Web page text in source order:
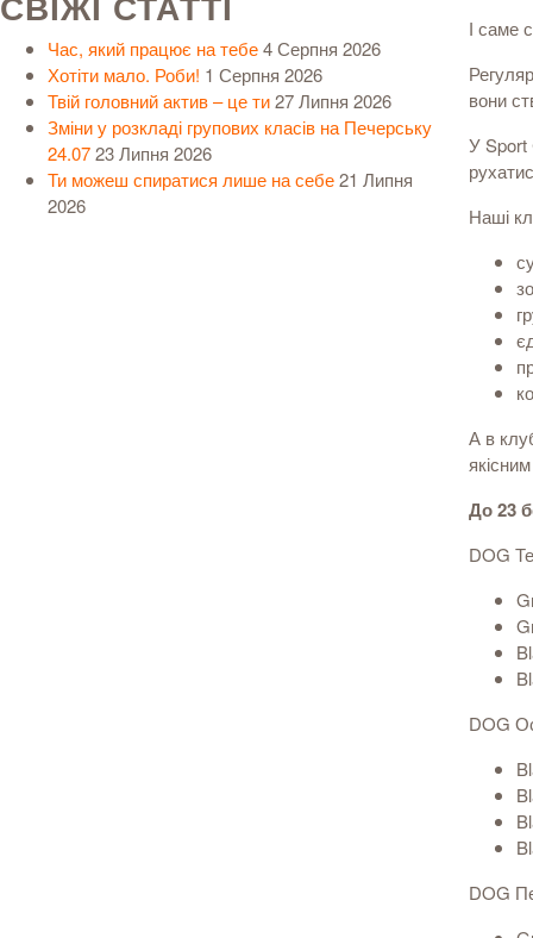
І саме
вони
У Sport
Наші
А в
До 23
DOG
DOG
DOG
Час, який працює на тебе4 Серпня 2026
Хотіти мало. Роби! 1 Серпня 2026
Твій головний актив – це ти27 Липня 2026
Зміни у розкладі групових класів на Печерську
24.0723 Липня 2026
Ти можеш спиратися лише на себе21 Липня
2026